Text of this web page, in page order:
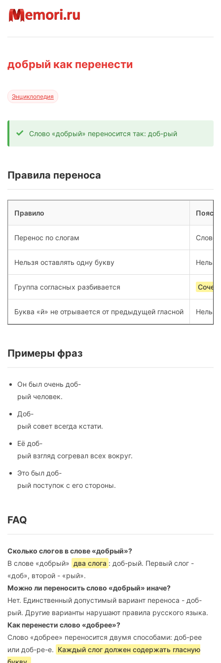
добрый как перенести
Энциклопедия
Слово «добрый» переносится так: доб-рый
Правила переноса
Правило
Перенос по слогам Слово
Нельзя оставлять одну букву
Группа согласных разбивается
Буква «й» не отрывается от предыдущей гласной
Примеры фраз
Он был очень доб-
рый человек.
Доб-
рый совет всегда кстати.
Её доб-
рый взгляд согревал всех вокруг.
Это был доб-
рый поступок с его стороны.
FAQ
Сколько слогов в слове «добрый»?
В слове «добрый» два слога : доб-рый. Первый слог -
«доб», второй - «рый».
Можно ли переносить слово «добрый» иначе?
Нет. Единственный допустимый вариант переноса - доб-
рый. Другие варианты нарушают правила русского языка.
Как перенести слово «добрее»?
Слово «добрее» переносится двумя способами: доб-рее
или доб-ре-е. Каждый слог должен содержать гласную